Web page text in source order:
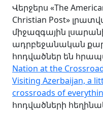
Վերջերս «The
Christian Post»
միջազգային
ադրբեջանական
հոդվածներ են
Nation at the
Visiting Azerbaijan, a
crossroads of
հոդվածների